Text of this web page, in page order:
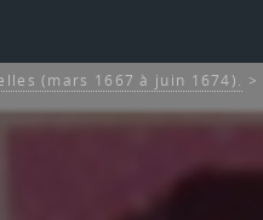
(mars 1667 à juin 1674). >